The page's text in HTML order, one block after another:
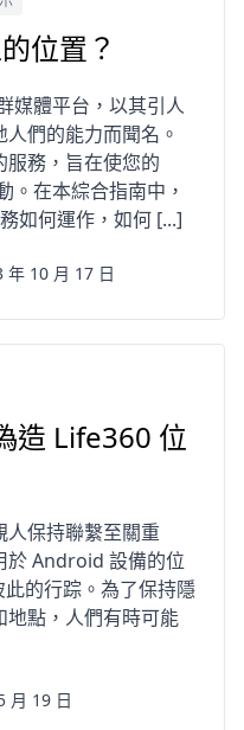
位置？
媒體平台，以其引人
們的能力而聞名。
務，旨在使您的
。在本綜合指南中，
如何運作，如何 [...]
年 10 月 17 日
造 Life360 位
保持聯繫至關重
於 Android 設備的位
的行踪。為了保持隱
地點，人們有時可能
月 19 日